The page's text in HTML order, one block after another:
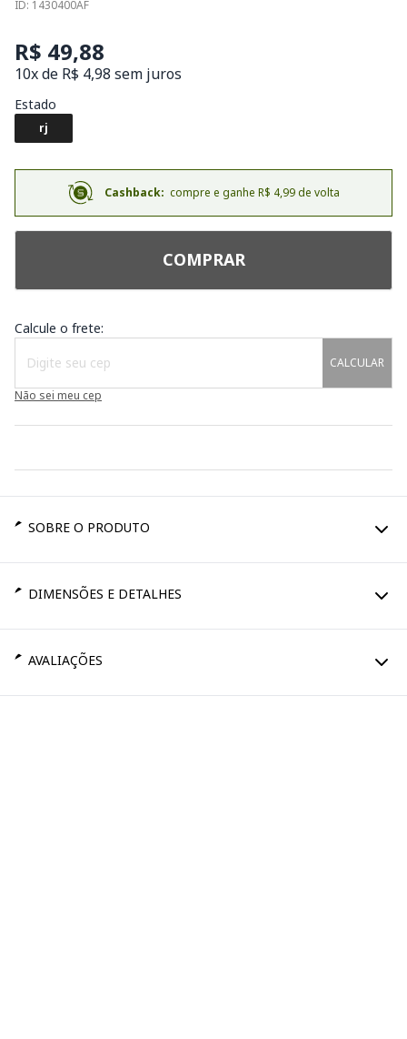
ID: 1430400AF
R$ 49,88
10x de R$ 4,98 sem juros
Estado
rj
Cashback: compre e ganhe R$ 4,99 de volta
COMPRAR
Calcule o frete:
CALCULAR
Não sei meu cep
SOBRE O PRODUTO
DIMENSÕES E DETALHES
AVALIAÇÕES